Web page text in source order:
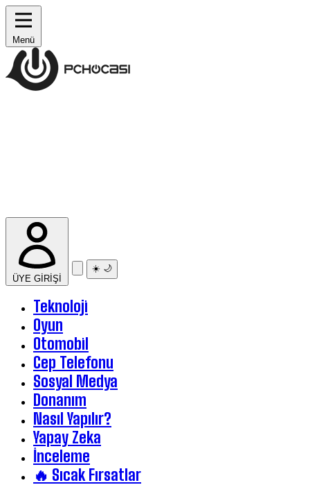
Menü
ÜYE GİRİŞİ
☀️ 🌙
Teknoloji
Oyun
Otomobil
Cep Telefonu
Sosyal Medya
Donanım
Nasıl Yapılır?
Yapay Zeka
İnceleme
🔥 Sıcak Fırsatlar